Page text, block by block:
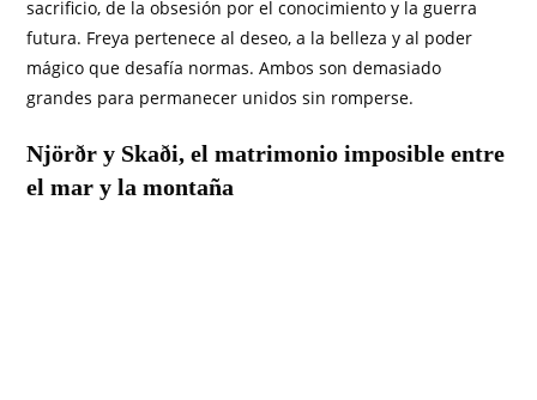
sacrificio, de la obsesión por el conocimiento y la guerra
futura. Freya pertenece al deseo, a la belleza y al poder
mágico que desafía normas. Ambos son demasiado
grandes para permanecer unidos sin romperse.
Njörðr y Skaði, el matrimonio imposible entre
el mar y la montaña